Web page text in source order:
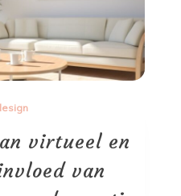
virtueel en
van